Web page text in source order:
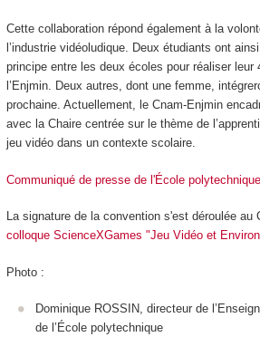
Cette collaboration répond également à la
l’industrie vidéoludique. Deux étudiants ont
principe entre les deux écoles pour réaliser leur
l’Enjmin. Deux autres, dont une femme,
prochaine. Actuellement, le Cnam-Enjmin
avec la Chaire centrée sur le thème de
jeu vidéo dans un contexte scolaire.
Communiqué de presse de l'École polytechnique
La signature de la convention s'est déroulée au
colloque ScienceXGames "Jeu Vidéo et
Photo :
Dominique ROSSIN, directeur de
de l’École polytechnique